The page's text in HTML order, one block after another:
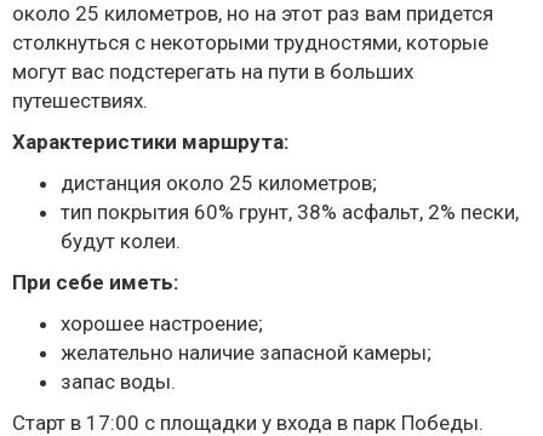
около 25 километров, но на этот раз вам придется
столкнуться с некоторыми трудностями, которые
могут вас подстерегать на пути в больших
путешествиях.
Характеристики маршрута:
дистанция около 25 километров;
тип покрытия 60% грунт, 38% асфальт, 2% пески,
будут колеи.
При себе иметь:
хорошее настроение;
желательно наличие запасной камеры;
запас воды.
Старт в 17:00 с площадки у входа в парк Победы.